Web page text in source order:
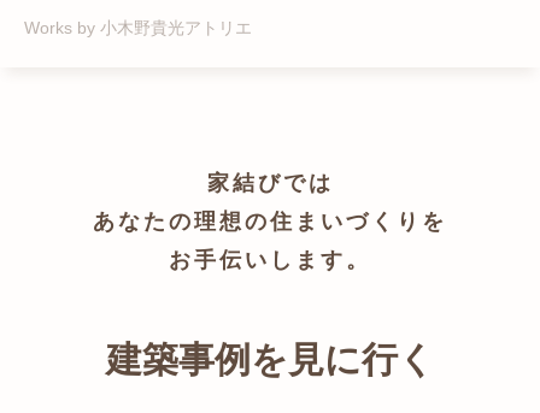
Works by 小木野貴光アトリエ
家結びでは
あなたの理想の住まいづくりを
お手伝いします。
建築事例を見に行く